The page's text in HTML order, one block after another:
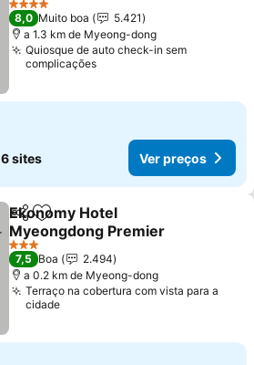
4 Estrelas
8,0 Muito boa
5.421
a 1.3 km de Myeong-dong
Quiosque de auto check-in sem
complicações
6 sites Ver preços
PartilharAdicionar aos favoritos
Ekonomy Hotel
Myeongdong Premier
3 Estrelas
7,5 Boa
2.494
a 0.2 km de Myeong-dong
Terraço na cobertura com vista para a
cidade